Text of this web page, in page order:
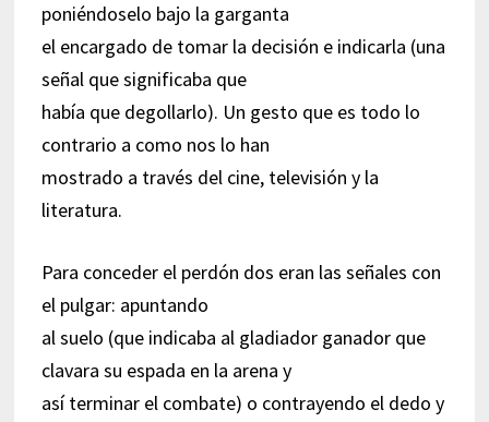
poniéndoselo bajo la garganta
el encargado de tomar la decisión e indicarla (una
señal que significaba que
había que degollarlo). Un gesto que es todo lo
contrario a como nos lo han
mostrado a través del cine, televisión y la
literatura.
Para conceder el perdón dos eran las señales con
el pulgar: apuntando
al suelo (que indicaba al gladiador ganador que
clavara su espada en la arena y
así terminar el combate) o contrayendo el dedo y